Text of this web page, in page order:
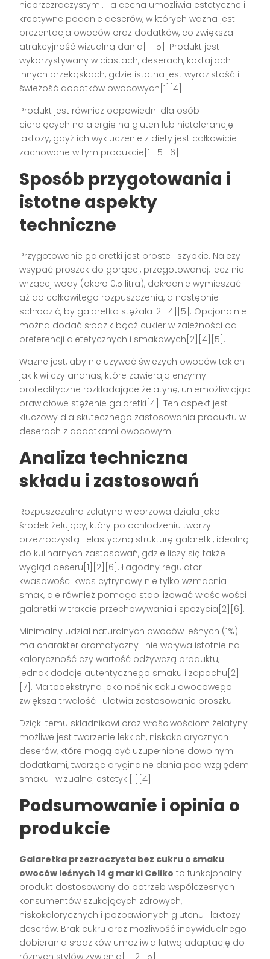
nieprzezroczystymi. Ta cecha umożliwia estetyczne i
kreatywne podanie deserów, w których ważna jest
prezentacja owoców oraz dodatków, co zwiększa
atrakcyjność wizualną dania[1][5]. Produkt jest
wykorzystywany w ciastach, deserach, koktajlach i
innych przekąskach, gdzie istotna jest wyrazistość i
świeżość dodatków owocowych[1][4].
Produkt jest również odpowiedni dla osób
cierpiących na alergię na gluten lub nietolerancję
laktozy, gdyż ich wykluczenie z diety jest całkowicie
zachowane w tym produkcie[1][5][6].
Sposób przygotowania i
istotne aspekty
techniczne
Przygotowanie galaretki jest proste i szybkie. Należy
wsypać proszek do gorącej, przegotowanej, lecz nie
wrzącej wody (około 0,5 litra), dokładnie wymieszać
aż do całkowitego rozpuszczenia, a następnie
schłodzić, by galaretka stężała[2][4][5]. Opcjonalnie
można dodać słodzik bądź cukier w zależności od
preferencji dietetycznych i smakowych[2][4][5].
Ważne jest, aby nie używać świeżych owoców takich
jak kiwi czy ananas, które zawierają enzymy
proteolityczne rozkładające żelatynę, uniemożliwiając
prawidłowe stężenie galaretki[4]. Ten aspekt jest
kluczowy dla skutecznego zastosowania produktu w
deserach z dodatkami owocowymi.
Analiza techniczna
składu i zastosowań
Rozpuszczalna żelatyna wieprzowa działa jako
środek żelujący, który po ochłodzeniu tworzy
przezroczystą i elastyczną strukturę galaretki, idealną
do kulinarnych zastosowań, gdzie liczy się także
wygląd deseru[1][2][6]. Łagodny regulator
kwasowości kwas cytrynowy nie tylko wzmacnia
smak, ale również pomaga stabilizować właściwości
galaretki w trakcie przechowywania i spożycia[2][6].
Minimalny udział naturalnych owoców leśnych (1%)
ma charakter aromatyczny i nie wpływa istotnie na
kaloryczność czy wartość odżywczą produktu,
jednak dodaje autentycznego smaku i zapachu[2]
[7]. Maltodekstryna jako nośnik soku owocowego
zwiększa trwałość i ułatwia zastosowanie proszku.
Dzięki temu składnikowi oraz właściwościom żelatyny
możliwe jest tworzenie lekkich, niskokalorycznych
deserów, które mogą być uzupełnione dowolnymi
dodatkami, tworząc oryginalne dania pod względem
smaku i wizualnej estetyki[1][4].
Podsumowanie i opinia o
produkcie
Galaretka przezroczysta bez cukru o smaku
owoców leśnych 14 g marki Celiko to funkcjonalny
produkt dostosowany do potrzeb współczesnych
konsumentów szukających zdrowych,
niskokalorycznych i pozbawionych glutenu i laktozy
deserów. Brak cukru oraz możliwość indywidualnego
dobierania słodzików umożliwia łatwą adaptację do
różnych stylów żywienia[1][2][5].